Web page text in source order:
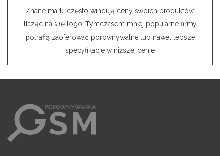
Znane marki często windują ceny swoich produktów,
licząc na siłę logo. Tymczasem mniej popularne firmy
potrafią zaoferować porównywalne lub nawet lepsze
specyfikacje w niższej cenie